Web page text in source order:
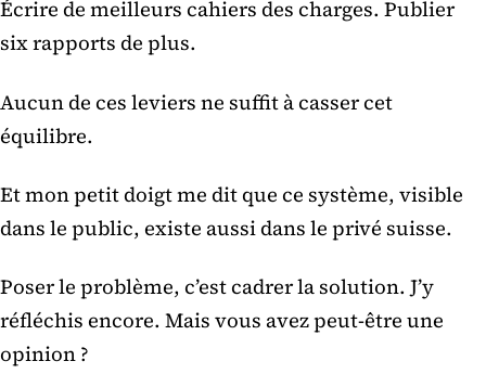
Écrire de meilleurs cahiers des charges. Publier
six rapports de plus.
Aucun de ces leviers ne suffit à casser cet
équilibre.
Et mon petit doigt me dit que ce système, visible
dans le public, existe aussi dans le privé suisse.
Poser le problème, c’est cadrer la solution. J’y
réfléchis encore. Mais vous avez peut-être une
opinion ?